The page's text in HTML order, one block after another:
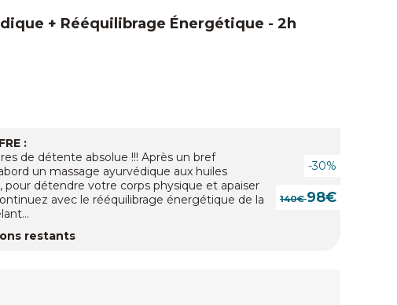
+ Rééquilibrage Énergétique - 2h
:
absolue !!! Après un bref
un massage ayurvédique aux huiles
pour détendre votre corps physique et apaiser
avec le rééquilibrage énergétique de la
-30%
140€98€
restants